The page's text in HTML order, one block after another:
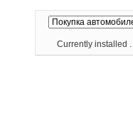
Currently installed